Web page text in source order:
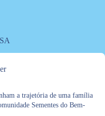
a trajetória de uma família
Sementes do Bem-